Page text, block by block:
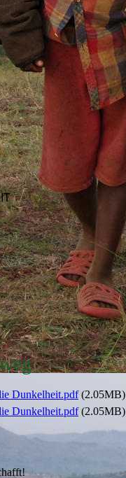
Dunkelheit.pdf(2.05MB)
Dunkelheit.pdf(2.05MB)